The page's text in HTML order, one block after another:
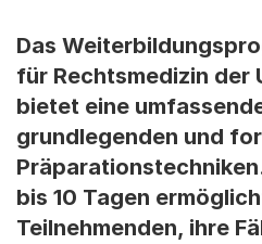
Das
für Rechtsmedizin der
bietet eine
grundlegenden und
bis 10 Tagen
Teilnehmenden, ihre